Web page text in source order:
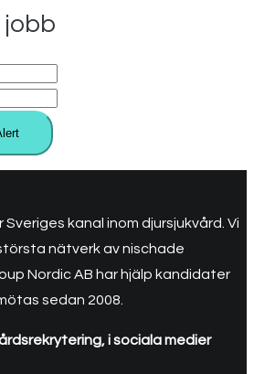
kanal inom djursjukvård. Vi
nätverk av nischade
Nordic AB har hjälp kandidater
sedan 2008.
i sociala medier